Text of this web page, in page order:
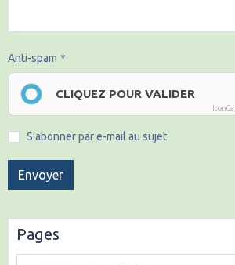
Anti-spam
CLIQUEZ POUR VALIDER
S'abonner par e-mail au sujet
Envoyer
Pages